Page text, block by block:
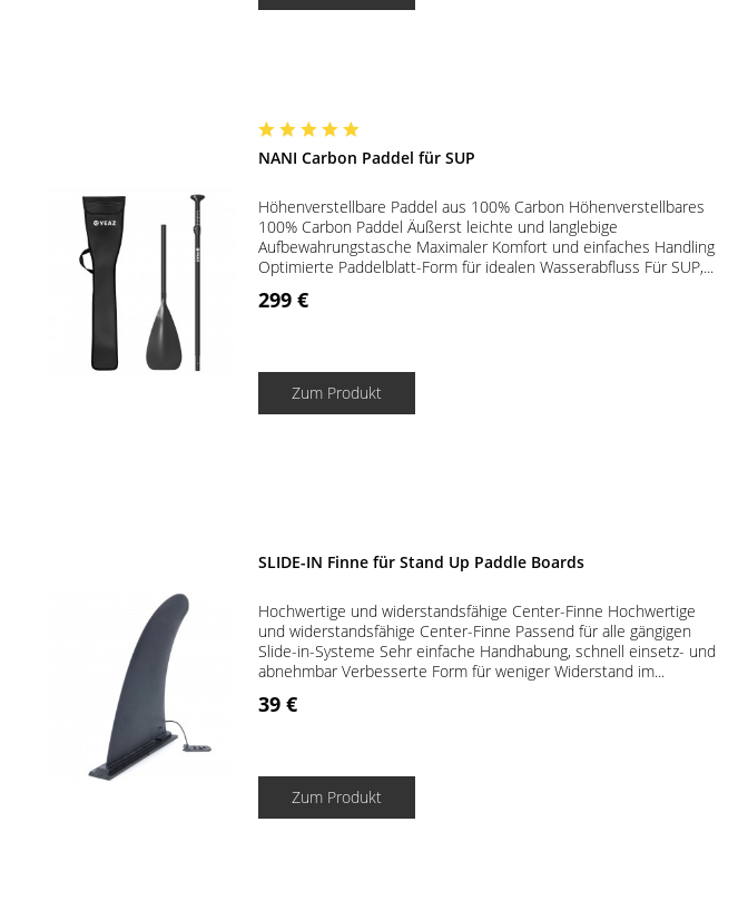
NANI Carbon Paddel für SUP
Höhenverstellbare Paddel aus 100% Carbon Höhenverstellbares
100% Carbon Paddel Äußerst leichte und langlebige
Aufbewahrungstasche Maximaler Komfort und einfaches Handling
Optimierte Paddelblatt-Form für idealen Wasserabfluss Für SUP,...
299 €
Zum Produkt
SLIDE-IN Finne für Stand Up Paddle Boards
Hochwertige und widerstandsfähige Center-Finne Hochwertige
und widerstandsfähige Center-Finne Passend für alle gängigen
Slide-in-Systeme Sehr einfache Handhabung, schnell einsetz- und
abnehmbar Verbesserte Form für weniger Widerstand im...
39 €
Zum Produkt